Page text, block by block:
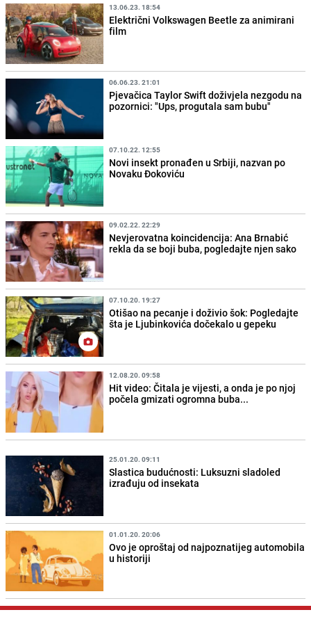
13.06.23. 18:54
Električni Volkswagen Beetle za animirani
film
06.06.23. 21:01
Pjevačica Taylor Swift doživjela nezgodu na
pozornici: "Ups, progutala sam bubu"
07.10.22. 12:55
Novi insekt pronađen u Srbiji, nazvan po
Novaku Đokoviću
09.02.22. 22:29
Nevjerovatna koincidencija: Ana Brnabić
rekla da se boji buba, pogledajte njen sako
07.10.20. 19:27
Otišao na pecanje i doživio šok: Pogledajte
šta je Ljubinkovića dočekalo u gepeku
12.08.20. 09:58
Hit video: Čitala je vijesti, a onda je po njoj
počela gmizati ogromna buba...
25.01.20. 09:11
Slastica budućnosti: Luksuzni sladoled
izrađuju od insekata
01.01.20. 20:06
Ovo je oproštaj od najpoznatijeg automobila
u historiji